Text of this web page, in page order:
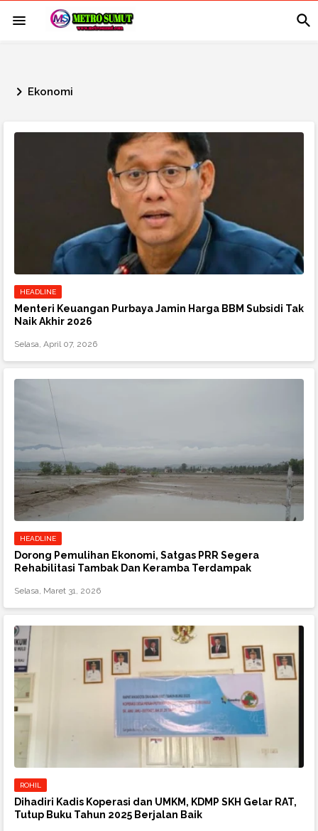
Ekonomi
HEADLINE
Menteri Keuangan Purbaya Jamin Harga BBM Subsidi Tak
Naik Akhir 2026
Selasa, April 07, 2026
HEADLINE
Dorong Pemulihan Ekonomi, Satgas PRR Segera
Rehabilitasi Tambak Dan Keramba Terdampak
Selasa, Maret 31, 2026
ROHIL
Dihadiri Kadis Koperasi dan UMKM, KDMP SKH Gelar RAT,
Tutup Buku Tahun 2025 Berjalan Baik